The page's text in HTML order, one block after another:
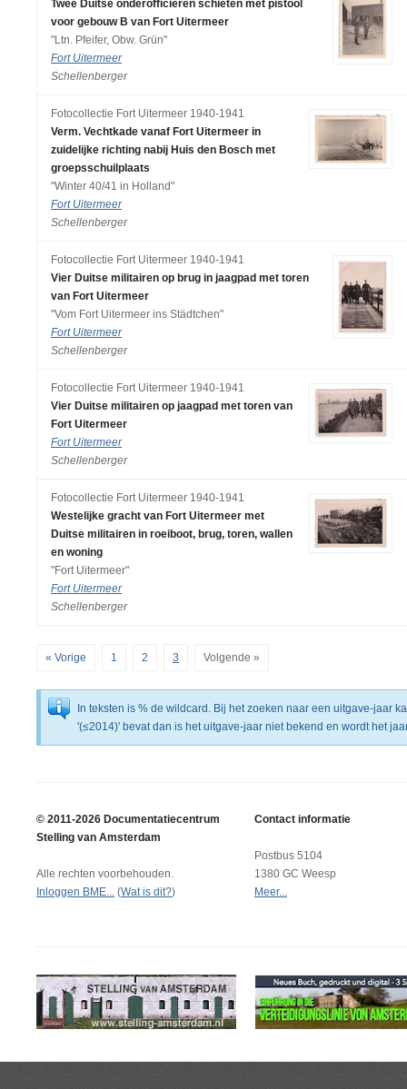
Twee Duitse onderofficieren schieten met pistool
voor gebouw B van Fort Uitermeer
"Ltn. Pfeifer, Obw. Grün"
Fort Uitermeer
Schellenberger
Fotocollectie Fort Uitermeer 1940-1941
Verm. Vechtkade vanaf Fort Uitermeer in
zuidelijke richting nabij Huis den Bosch met
groepsschuilplaats
"Winter 40/41 in Holland"
Fort Uitermeer
Schellenberger
Fotocollectie Fort Uitermeer 1940-1941
Vier Duitse militairen op brug in jaagpad met toren
van Fort Uitermeer
"Vom Fort Uitermeer ins Städtchen"
Fort Uitermeer
Schellenberger
Fotocollectie Fort Uitermeer 1940-1941
Vier Duitse militairen op jaagpad met toren van
Fort Uitermeer
Fort Uitermeer
Schellenberger
Fotocollectie Fort Uitermeer 1940-1941
Westelijke gracht van Fort Uitermeer met
Duitse militairen in roeiboot, brug, toren, wallen
en woning
"Fort Uitermeer"
Fort Uitermeer
Schellenberger
« Vorige 1 2 3 Volgende »
In teksten is % de wildcard. Bij het zoeken naar een uitgave-jaar
'(≤2014)' bevat dan is het uitgave-jaar niet bekend en wordt het
© 2011-2026 Documentatiecentrum
Stelling van Amsterdam
Alle rechten voorbehouden.
Inloggen BME... (Wat is dit?)
Contact informatie
Postbus 5104
1380 GC Weesp
Meer...